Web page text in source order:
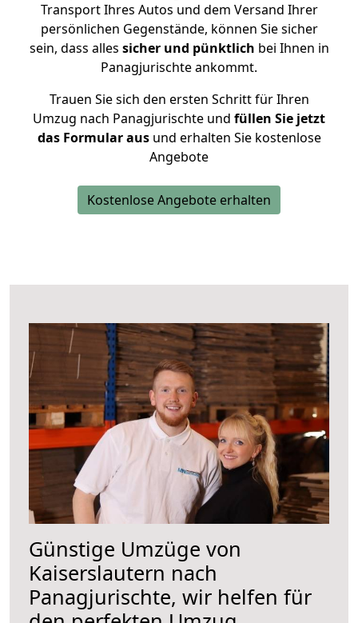
Transport Ihres Autos und dem Versand Ihrer
persönlichen Gegenstände, können Sie sicher
sein, dass alles sicher und pünktlich bei Ihnen in
Panagjurischte ankommt.
Trauen Sie sich den ersten Schritt für Ihren
Umzug nach Panagjurischte und füllen Sie jetzt
das Formular ausund erhalten Sie kostenlose
Angebote
Kostenlose Angebote erhalten
Günstige Umzüge von
Kaiserslautern nach
Panagjurischte, wir helfen für